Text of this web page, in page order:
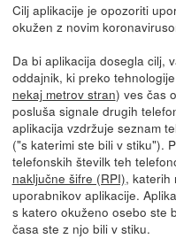
Cilj aplikacije je opozoriti
okužen z novim
Da bi aplikacija dosegla cilj,
oddajnik, ki preko
nekaj metrov stran) ves čas
posluša signale drugih
aplikacija vzdržuje seznam
("s katerimi ste bili v stiku").
telefonskih številk teh
naključne šifre (RPI), katerih
uporabnikov aplikacije.
s katero okuženo osebo ste
časa ste z njo bili v stiku.